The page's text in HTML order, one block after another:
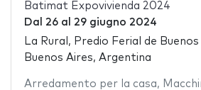
Batimat Expovivienda 2024
Dal 26al 29 giugno 2024
La Rural, Predio Ferial de Buenos
Buenos Aires, Argentina
Arredamento per la casa,